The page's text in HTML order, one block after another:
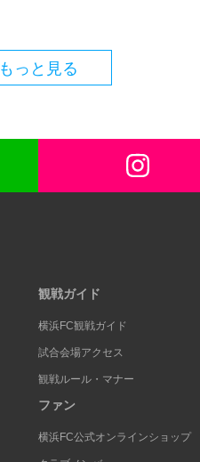
もっと見る
観戦ガイド
横浜FC観戦ガイド
試合会場アクセス
観戦ルール・マナー
ファン
横浜FC公式オンラインショップ